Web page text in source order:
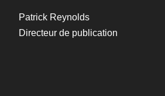
Patrick Reynolds
Directeur de publication